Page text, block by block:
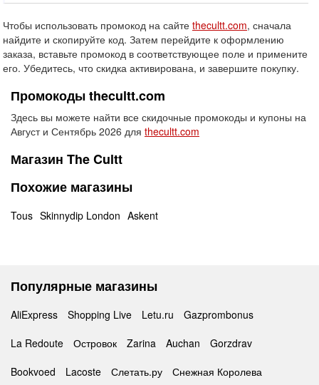
Чтобы использовать промокод на сайте thecultt.com, сначала
найдите и скопируйте код. Затем перейдите к оформлению
заказа, вставьте промокод в соответствующее поле и примените
его. Убедитесь, что скидка активирована, и завершите покупку.
Промокоды thecultt.com
Здесь вы можете найти все скидочные промокоды и купоны на
Август и Сентябрь 2026 для thecultt.com
Магазин The Cultt
Похожие магазины
Tous Skinnydip London Askent
Популярные магазины
AliExpress Shopping Live Letu.ru
Gazprombonus
La Redoute
Островок Zarina Auchan
Gorzdrav
Bookvoed
Lacoste Слетать.ру Снежная Королева